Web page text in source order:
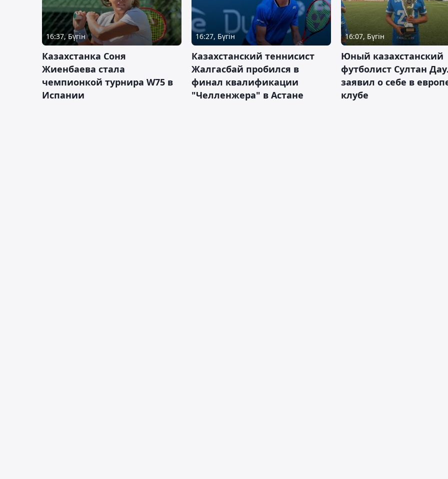
16:37, Бүгін
Казахстанка Соня
Жиенбаева стала
чемпионкой турнира W75 в
Испании
16:27, Бүгін
Казахстанский теннисист
Жалгасбай пробился в
финал квалификации
"Челленжера" в Астане
16:07, Бүгін
Юный казахстанский
футболист Султан
заявил о себе в
клубе